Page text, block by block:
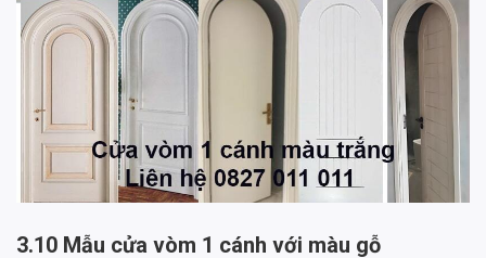
3.10 Mẫu cửa vòm 1 cánh với màu gỗ